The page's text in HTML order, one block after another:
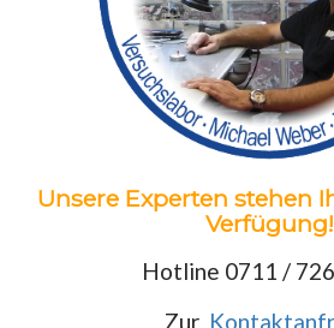
Unsere Experten stehen
Verfügung!
Hotline 0711 /
Zur